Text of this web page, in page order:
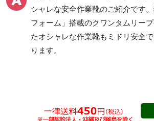
一般作業安全靴・ゴム1
層底
短靴
つま先保護性能なし
プロ
紐タ
シャレな安全作業靴のご紹介です
フォーム」搭載のクワンタムリープ
たオシャレな作業靴もミドリ安全
ります。